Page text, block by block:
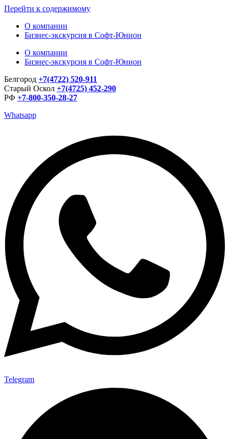
Перейти к содержимому
О компании
Бизнес-экскурсия в Софт-Юнион
О компании
Бизнес-экскурсия в Софт-Юнион
Белгород +7(4722) 520-911
Старый Оскол +7(4725) 452-290
РФ +7-800-350-28-27
Whatsapp
Telegram